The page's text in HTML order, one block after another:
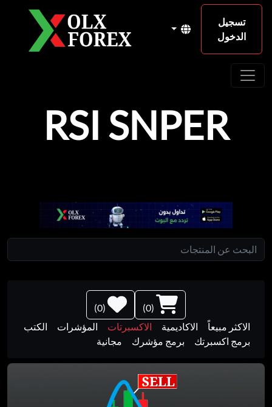
تسجيل
الدخول
RSI SNPER
(
0
)
(
0
)
الاكثر مبيعاً
الاكاديمية الاكسبرتات المؤشرات
الكتب
برمج اكسبرتك
برمج مؤشرك مجانية